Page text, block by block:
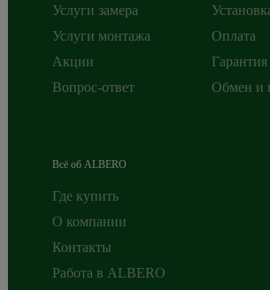
Услуги замера
Услуги монтажа
Акции
Вопрос-ответ
Оплата
Гарантия
Обмен и
Всё об ALBERO
Где купить
О компании
Контакты
Работа в ALBERO